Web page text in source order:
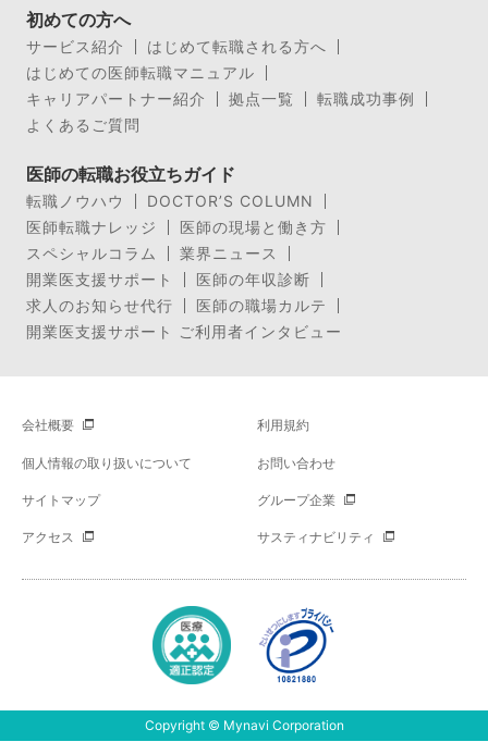
初めての方へ
サービス紹介
はじめて転職される方へ
はじめての医師転職マニュアル
キャリアパートナー紹介
拠点一覧
転職成功事例
よくあるご質問
医師の転職お役立ちガイド
転職ノウハウ
DOCTOR’S COLUMN
医師転職ナレッジ
医師の現場と働き方
スペシャルコラム
業界ニュース
開業医支援サポート
医師の年収診断
求人のお知らせ代行
医師の職場カルテ
開業医支援サポート ご利用者インタビュー
会社概要 利用規約
個人情報の取り扱いについて お問い合わせ
サイトマップ グループ企業
アクセス サスティナビリティ
Copyright © Mynavi Corporation